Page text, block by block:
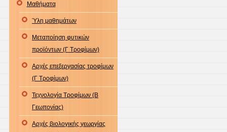
Μαθήματα
Ύλη μαθημάτων
Μεταποίηση φυτικών
προϊόντων (Γ Τροφίμων)
Αρχές επεξεργασίας τροφίμων
(Γ Τροφίμων)
Τεχνολογία Τροφίμων (B
Γεωπονίας)
Αρχές βιολογικής γεωργίας